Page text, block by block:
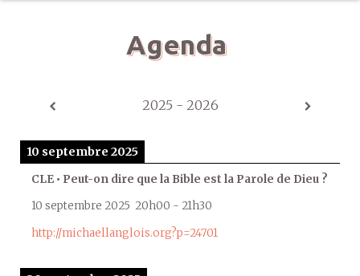
Agenda
2025 - 2026
10 septembre 2025
CLE • Peut-on dire que la Bible est la Parole de Dieu ?
10 septembre 2025 20h00 - 21h30
http://michaellanglois.org?p=24701